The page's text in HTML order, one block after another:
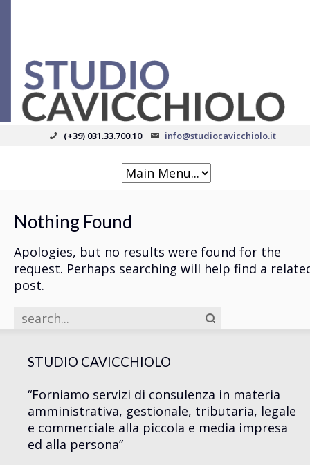
(+39) 031.33.700.10 info@studiocavicchiolo.it
Nothing Found
Apologies, but no results were found for the
request. Perhaps searching will help find a
post.
STUDIO CAVICCHIOLO
“Forniamo servizi di consulenza in materia
amministrativa, gestionale, tributaria, legale
e commerciale alla piccola e media impresa
ed alla persona”